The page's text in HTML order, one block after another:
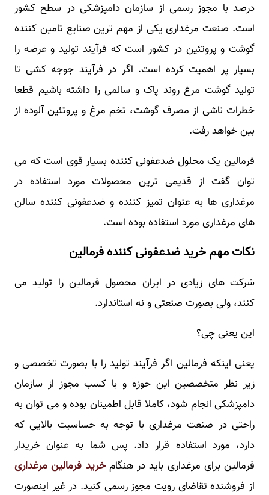
درصد با مجوز رسمی از سازمان دامپزشکی در سطح کشور
است. صنعت مرغداری یکی از مهم ترین صنایع تامین کننده
گوشت و پروتئین در کشور است که فرآیند تولید و عرضه را
بسیار پر اهمیت کرده است. اگر در فرآیند جوجه کشی تا
تولید گوشت مرغ روند پاک و سالمی را داشته باشیم قطعا
خطرات ناشی از مصرف گوشت، تخم مرغ و پروتئین آلوده از
بین خواهد رفت.
فرمالین یک محلول ضدعفونی کننده بسیار قوی است که می
توان گفت از قدیمی ترین محصولات مورد استفاده در
مرغداری ها به عنوان تمیز کننده و ضدعفونی کننده سالن
های مرغداری مورد استفاده بوده است.
نکات مهم خرید ضدعفونی کننده فرمالین
شرکت های زیادی در ایران محصول فرمالین را تولید می
کنند، ولی بصورت صنعتی و نه استاندارد.
این یعنی چی؟
یعنی اینکه فرمالین اگر فرآیند تولید را با بصورت تخصصی و
زیر نظر متخصصین این حوزه و با کسب مجوز از سازمان
دامپزشکی انجام شود، کاملا قابل اطمینان بوده و می توان به
راحتی در صنعت مرغداری با توجه به حساسیت بالایی که
دارد، مورد استفاده قرار داد. پس شما به عنوان خریدار
فرمالین برای مرغداری باید در هنگامخرید فرمالین مرغداری
از فروشنده تقاضای رویت مجوز رسمی کنید. در غیر اینصورت